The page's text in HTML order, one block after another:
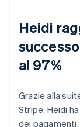
Heidi
al 97%
Grazie alla
Stripe, Heidi
dei